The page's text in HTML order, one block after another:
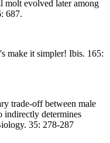
molt evolved later among
6: 687.
make it simpler! Ibis. 165:
trade-off between male
indirectly determines
35: 278-287